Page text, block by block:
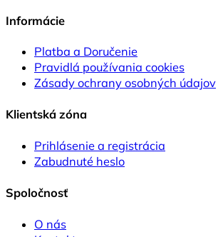
Informácie
Platba a Doručenie
Pravidlá používania cookies
Zásady ochrany osobných údajov
Klientská zóna
Prihlásenie a registrácia
Zabudnuté heslo
Spoločnosť
O nás